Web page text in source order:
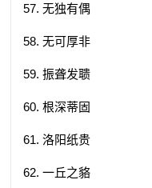
57. 无独有偶
58. 无可厚非
59. 振聋发聩
60. 根深蒂固
61. 洛阳纸贵
62. 一丘之貉